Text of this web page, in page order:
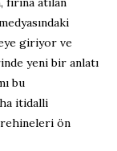
giriyor ve
yeni bir anlatı
bu
itidalli
rehineleri ön